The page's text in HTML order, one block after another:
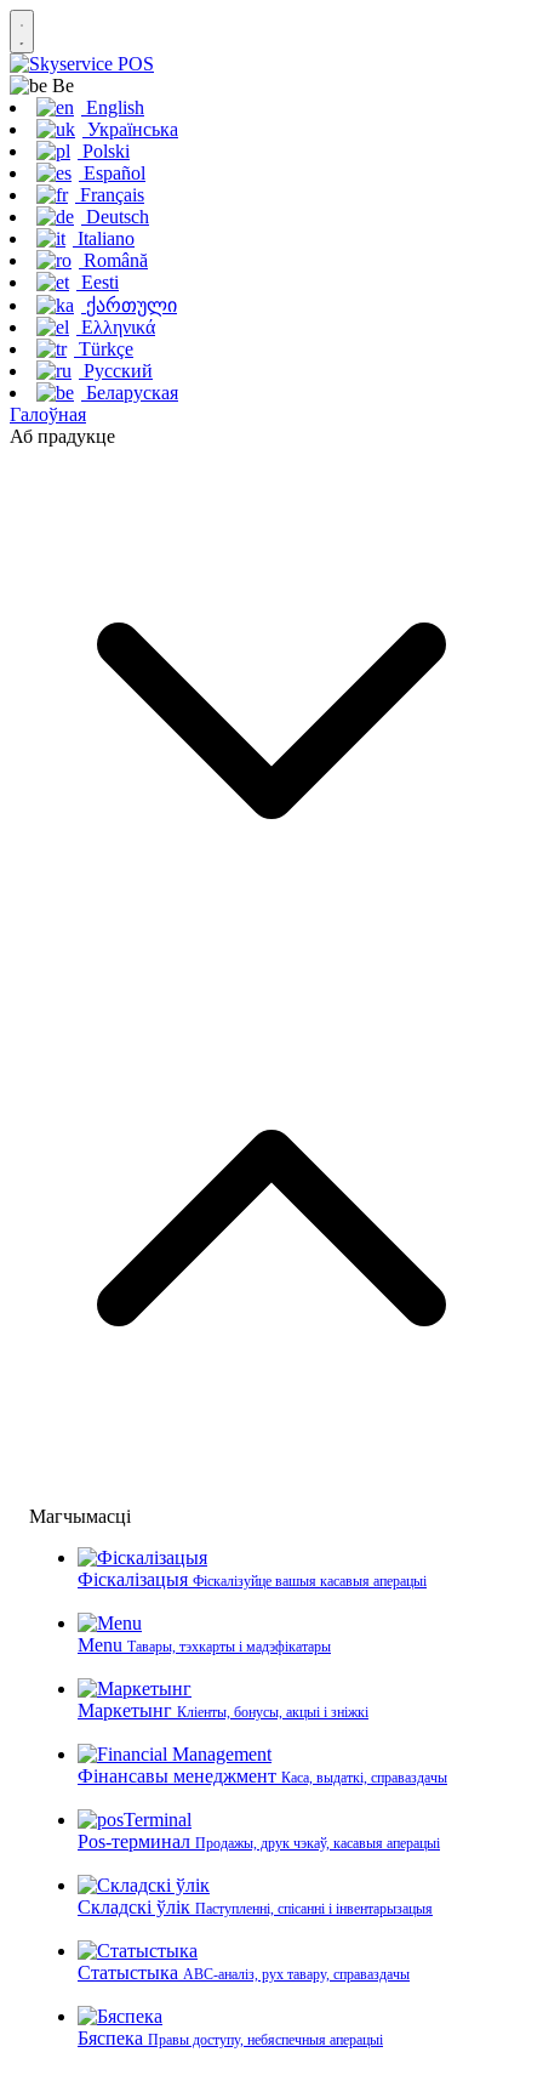
Be
English
Українська
Polski
Español
Français
Deutsch
Italiano
Română
Eesti
ქართული
Ελληνικά
Türkçe
Русский
Беларуская
Галоўная
Аб прадукце
Магчымасці
Фіскалізацыя Фіскалізуйце вашыя касавыя аперацыі
Menu Тавары, тэхкарты і мадэфікатары
Маркетынг Кліенты, бонусы, акцыі і зніжкі
Фінансавы менеджмент Каса, выдаткі, справаздачы
Pos-терминал Продажы, друк чэкаў, касавыя аперацыі
Складскі ўлік Паступленні, спісанні і інвентарызацыя
Статыстыка ABC-аналіз, рух тавару, справаздачы
Бяспека Правы доступу, небяспечныя аперацыі